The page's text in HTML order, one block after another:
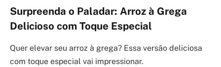
Surpreenda o Paladar: Arroz à Grega
Delicioso com Toque Especial
Quer elevar seu arroz à grega? Essa versão deliciosa
com toque especial vai impressionar.